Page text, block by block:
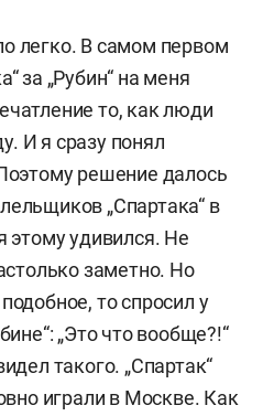
легко. В самом первом
за „Рубин“ на меня
то, как люди
И я сразу понял
решение далось
„Спартака“ в
этому удивился. Не
заметно. Но
то спросил у
„Это что вообще?!“
такого. „Спартак“
играли в Москве. Как